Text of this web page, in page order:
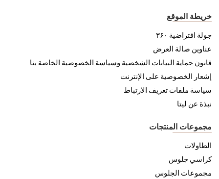
خريطة الموقع
جولة افتراضية ۳۶۰
عناوين صالة العرض
قانون حماية البيانات الشخصية وسياسة الخصوصية الخاصة بنا
إشعار الخصوصية على الإنترنت
سياسة ملفات تعريف الارتباط
نبذة عن ليتا
مجموعات المنتجات
الطاولات
كراسي جلوس
مجموعات الجلوس